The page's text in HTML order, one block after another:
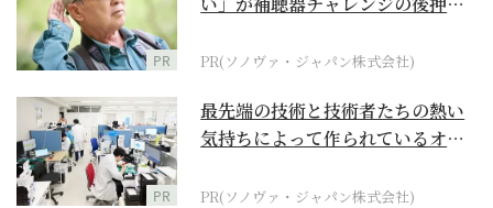
PR PR(ソノヴァ・ジャパン株式会社)
PR
最先端の技術と技術者たちの熱い
気持ちによって作られているオー
PR(ソノヴァ・ジャパン株式会社)